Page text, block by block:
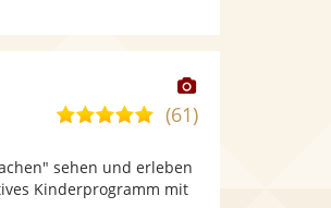
Dieser
Künstler
5,0
5
Sternen
(61)
sehen und erleben
Kinderprogramm mit